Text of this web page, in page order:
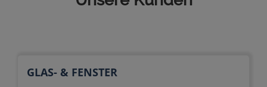
GLAS- & FENSTER